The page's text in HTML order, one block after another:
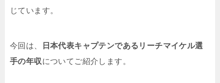
じています。
今回は、
日本代表キャプテンであるリーチマイケル選
手の年収についてご紹介します。